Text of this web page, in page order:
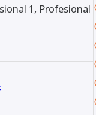
1, Profesional